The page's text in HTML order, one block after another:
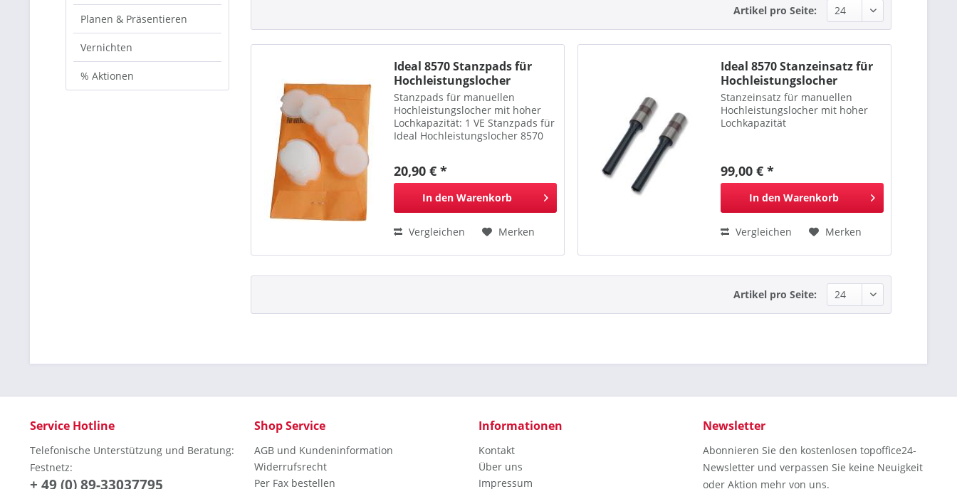
Planen & Präsentieren
Vernichten
% Aktionen
Artikel pro Seite:
Ideal 8570 Stanzpads für
Hochleistungslocher
Stanzpads für manuellen
Hochleistungslocher mit hoher
Lochkapazität: 1 VE Stanzpads für
Ideal Hochleistungslocher 8570
20,90 € *
In den Warenkorb
Vergleichen Merken
Ideal 8570 Stanzeinsatz für
Hochleistungslocher
Stanzeinsatz für manuellen
Hochleistungslocher mit hoher
Lochkapazität
99,00 € *
In den Warenkorb
Vergleichen Merken
Artikel pro Seite:
Service Hotline
Telefonische Unterstützung und Beratung:
Festnetz:
+ 49 (0) 89-33037795
Shop Service
AGB und Kundeninformation
Widerrufsrecht
Per Fax bestellen
Informationen
Kontakt
Über uns
Impressum
Newsletter
Abonnieren Sie den kostenlosen topoffice24-
Newsletter und verpassen Sie keine Neuigkeit
oder Aktion mehr von uns.